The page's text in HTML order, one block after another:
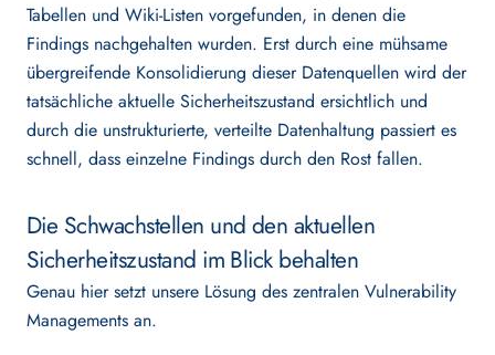
Tabellen und Wiki-Listen vorgefunden, in denen die
Findings nachgehalten wurden. Erst durch eine mühsame
übergreifende Konsolidierung dieser Datenquellen wird der
tatsächliche aktuelle Sicherheitszustand ersichtlich und
durch die unstrukturierte, verteilte Datenhaltung passiert es
schnell, dass einzelne Findings durch den Rost fallen.
Die Schwachstellen und den aktuellen
Sicherheitszustand im Blick behalten
Genau hier setzt unsere Lösung des zentralen Vulnerability
Managements an.
UNTERNEHMEN
Über Uns
Customer Stories
Karriere